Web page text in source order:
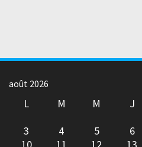
août 2026
L M M J
3
4 5 6
10
11 12 13